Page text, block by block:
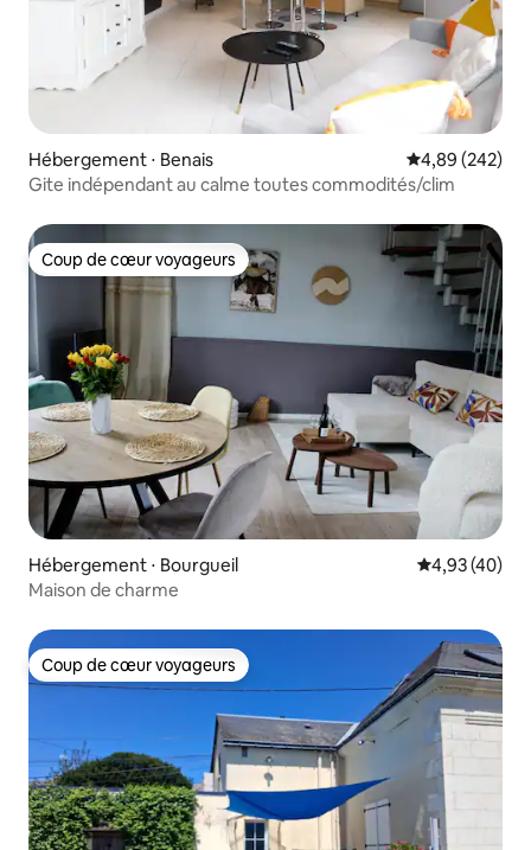
Hébergement ⋅ Benais Évaluation
4,89 (242)
Gite indépendant au calme toutes commodités/clim
Coup de cœur voyageurs
Coup de cœur voyageurs
Hébergement ⋅ Bourgueil Évaluation
4,93 (40)
Maison de charme
Coup de cœur voyageurs
Coup de cœur voyageurs